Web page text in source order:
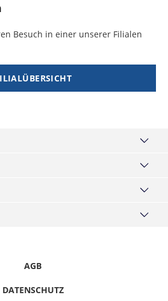
Besuch in einer unserer Filialen
AGB
DATENSCHUTZ